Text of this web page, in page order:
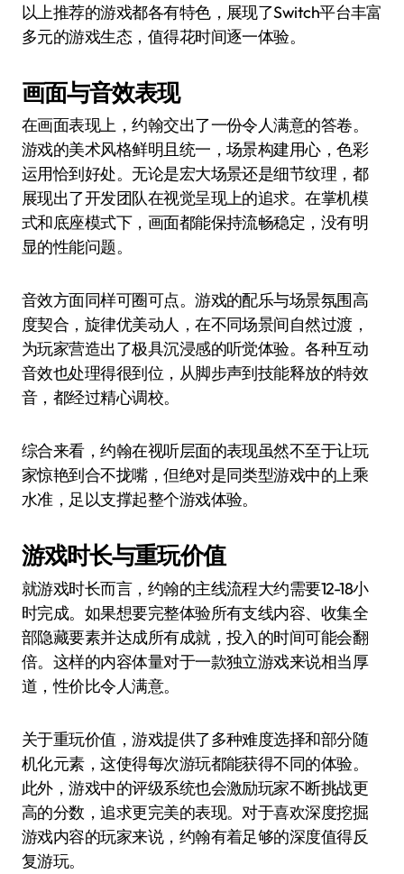
以上推荐的游戏都各有特色，展现了Switch平台丰富
多元的游戏生态，值得花时间逐一体验。
画面与音效表现
在画面表现上，约翰交出了一份令人满意的答卷。
游戏的美术风格鲜明且统一，场景构建用心，色彩
运用恰到好处。无论是宏大场景还是细节纹理，都
展现出了开发团队在视觉呈现上的追求。在掌机模
式和底座模式下，画面都能保持流畅稳定，没有明
显的性能问题。
音效方面同样可圈可点。游戏的配乐与场景氛围高
度契合，旋律优美动人，在不同场景间自然过渡，
为玩家营造出了极具沉浸感的听觉体验。各种互动
音效也处理得很到位，从脚步声到技能释放的特效
音，都经过精心调校。
综合来看，约翰在视听层面的表现虽然不至于让玩
家惊艳到合不拢嘴，但绝对是同类型游戏中的上乘
水准，足以支撑起整个游戏体验。
游戏时长与重玩价值
就游戏时长而言，约翰的主线流程大约需要12-18小
时完成。如果想要完整体验所有支线内容、收集全
部隐藏要素并达成所有成就，投入的时间可能会翻
倍。这样的内容体量对于一款独立游戏来说相当厚
道，性价比令人满意。
关于重玩价值，游戏提供了多种难度选择和部分随
机化元素，这使得每次游玩都能获得不同的体验。
此外，游戏中的评级系统也会激励玩家不断挑战更
高的分数，追求更完美的表现。对于喜欢深度挖掘
游戏内容的玩家来说，约翰有着足够的深度值得反
复游玩。